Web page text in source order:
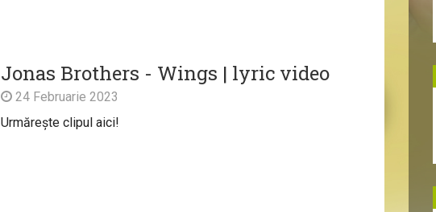
Jonas Brothers - Wings | lyric video
24 Februarie 2023
Urmărește clipul aici!